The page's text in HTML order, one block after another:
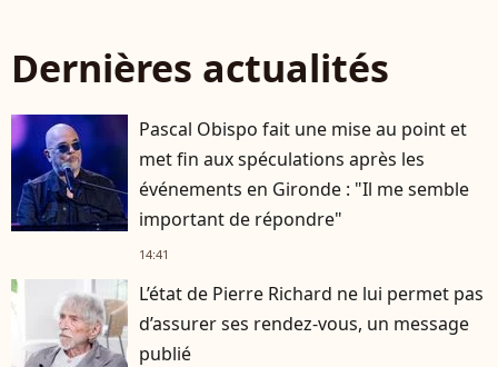
Dernières actualités
Pascal Obispo fait une mise au point et
met fin aux spéculations après les
événements en Gironde : "Il me semble
important de répondre"
14:41
L’état de Pierre Richard ne lui permet pas
d’assurer ses rendez-vous, un message
publié